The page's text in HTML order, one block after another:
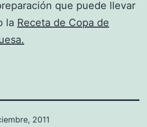
que puede llevar
la Receta de Copa de
2011